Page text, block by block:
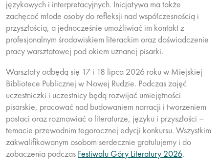
językowych i interpretacyjnych. Inicjatywa ma także
zachęcać młode osoby do refleksji nad współczesnością i
przyszłością, a jednocześnie umożliwiać im kontakt z
profesjonalnym środowiskiem literackim oraz doświadczenie
pracy warsztatowej pod okiem uznanej pisarki.
Warsztaty odbędą się 17 i 18 lipca 2026 roku w Miejskiej
Bibliotece Publicznej w Nowej Rudzie. Podczas zajęć
uczestniczki i uczestnicy będą rozwijać umiejętności
pisarskie, pracować nad budowaniem narracji i tworzeniem
postaci oraz rozmawiać o literaturze, języku i przyszłości –
temacie przewodnim tegorocznej edycji konkursu. Wszystkim
zakwalifikowanym osobom serdecznie gratulujemy i do
zobaczenia podczas Festiwalu Góry Literatury 2026.